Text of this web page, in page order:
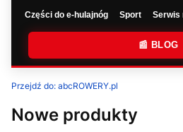
Części do e-hulajnóg Sport Serwis
📰 BLOG
Przejdź do: abcROWERY.pl
Nowe produkty